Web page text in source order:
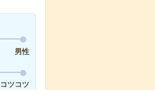
男性
コツコツ